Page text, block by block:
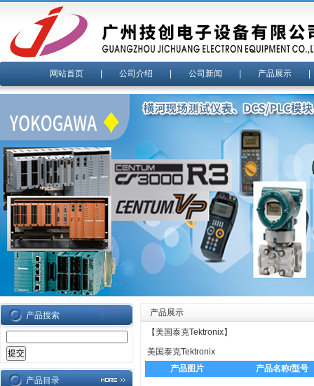
网站首页 公司介绍 公司新闻 产品展示
产品搜索
产品目录
产品展示
【美国泰克Tektronix】
美国泰克Tektronix
产品图片
产品名称/型号